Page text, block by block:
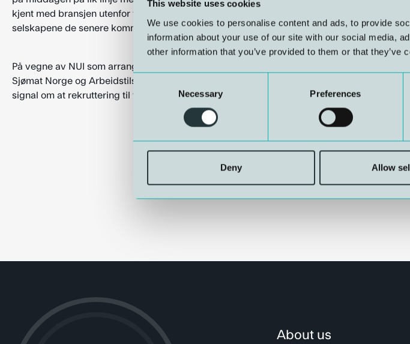
This website uses cookies
We use cookies to personalise content and ads, to provide
information about your use of our site with our social media,
other information that you’ve provided to them or that
Consent
Selection
Necessary Preferences
Deny Allow
kjent med bransjen utenfor foredragssalen, og en anledning til å snakke direkte med
selskapene de senere kommer til å jobbe hos og sammen med.
På vegne av NUI som arrangør og våre samarbeidspartnere HVL Dykkerutdanningen,
Sjømat Norge og Arbeidstilsynet, takker vi Submara for støtten. Dette gir et tydelig
signal om at rekruttering til yrkesdykkerfaget er noe bransjen tar ansvar for sammen.
About us